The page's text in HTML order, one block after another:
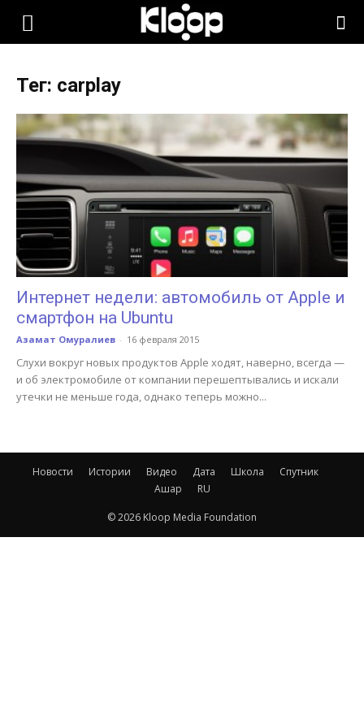
KLOOP.KG
Кыргызстана
Тег: carplay
Интернет недели: автомобиль от Apple и
смартфон на Ubuntu
Азамат Омуралиев - 16 февраля 2015
Слухи вокруг новых продуктов Apple ходят, наверно, всегда —
и об электромобиле от компании перешептывались и искали
утечки не меньше года, однако теперь можно...
Новости Истории Видео Дата Школа
Спутник
Ашар
RU
© 2026 Kloop Media Foundation